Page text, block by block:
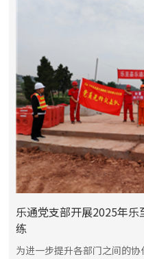
乐通党支部开展2025年
练
为进一步提升各部门之间的